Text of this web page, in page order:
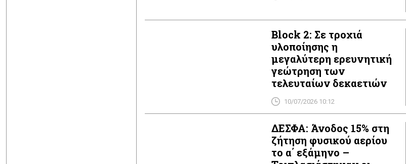
Block 2: Σε τροχιά
υλοποίησης η
μεγαλύτερη ερευνητική
γεώτρηση των
τελευταίων δεκαετιών
10/07/2026 10:12
ΔΕΣΦΑ: Άνοδος 15% στη
ζήτηση φυσικού αερίου
το α΄ εξάμηνο –